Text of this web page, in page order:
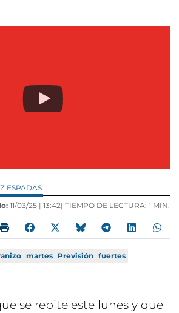
ESPADAS
11/03/25 | 13:42| TIEMPO DE LECTURA: 1 MIN.
martes Previsión fuertes
se repite este lunes y que